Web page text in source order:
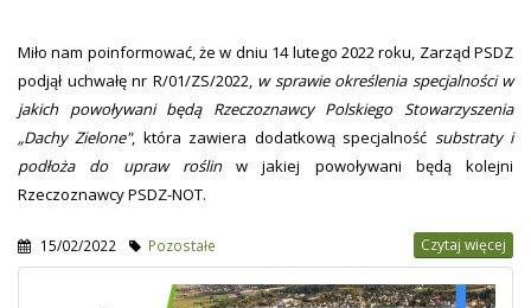
Miło nam poinformować, że w dniu 14 lutego 2022 roku, Zarząd PSDZ
podjął uchwałę nr R/01/ZS/2022, w sprawie określenia specjalności w
jakich powoływani będą Rzeczoznawcy Polskiego Stowarzyszenia
„Dachy Zielone", która zawiera dodatkową specjalność substraty i
podłoża do upraw roślinw jakiej powoływani będą kolejni
Rzeczoznawcy PSDZ-NOT.
15/02/2022 Pozostałe Czytaj więcej